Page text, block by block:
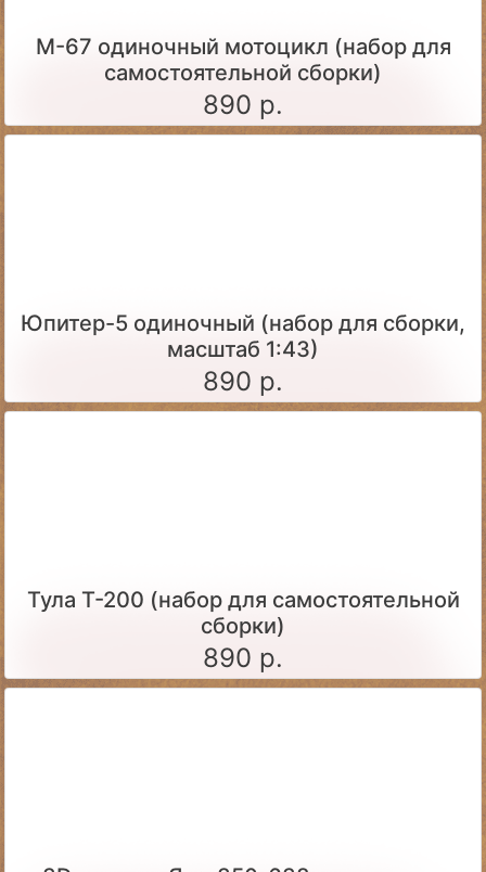
М-67 одиночный мотоцикл (набор для
самостоятельной сборки)
890 р.
Юпитер-5 одиночный (набор для сборки,
масштаб 1:43)
890 р.
Тула Т-200 (набор для самостоятельной
сборки)
890 р.